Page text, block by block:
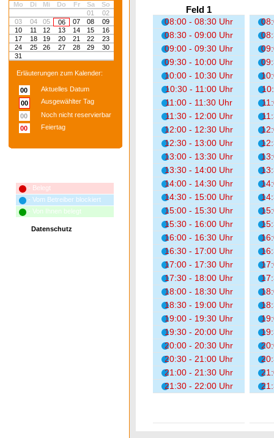
Mo Di Mi Do Fr Sa
So
01
02
03
04 05 06 07 08
09
10
11 12 13 14 15
16
17
18 19 20 21 22
23
24
25 26 27 28 29
30
31
Erläuterungen zum Kalender:
00
Aktuelles Datum
00
Ausgewählter Tag
00
Noch nicht reservierbar
00
Feiertag
- Belegt
- Vom Betreiber blockiert
- Von Ihnen belegt
Datenschutz
Feld 1
08:00 - 08:30 Uhr
08:30 - 09:00 Uhr
09:00 - 09:30 Uhr
09:30 - 10:00 Uhr
10:00 - 10:30 Uhr
10:30 - 11:00 Uhr
11:00 - 11:30 Uhr
11:30 - 12:00 Uhr
12:00 - 12:30 Uhr
12:30 - 13:00 Uhr
13:00 - 13:30 Uhr
13:30 - 14:00 Uhr
14:00 - 14:30 Uhr
14:30 - 15:00 Uhr
15:00 - 15:30 Uhr
15:30 - 16:00 Uhr
16:00 - 16:30 Uhr
16:30 - 17:00 Uhr
17:00 - 17:30 Uhr
17:30 - 18:00 Uhr
18:00 - 18:30 Uhr
18:30 - 19:00 Uhr
19:00 - 19:30 Uhr
19:30 - 20:00 Uhr
20:00 - 20:30 Uhr
20:30 - 21:00 Uhr
21:00 - 21:30 Uhr
21:30 - 22:00 Uhr